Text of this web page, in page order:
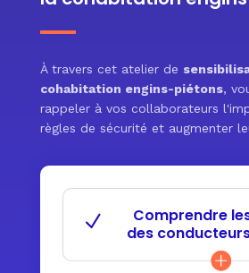
Le formateur expertutilisera
routière
grandeur nature
.
morts, respect du code de la
piétons… plusieurs situations
de
rappeler les bons gestes
À travers cet atelier de
cohabitation engins-piétons,
rappeler à vos collaborateurs
règles de sécurité et augmenter
Comprendre
des